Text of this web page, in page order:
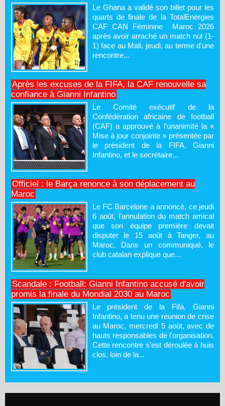
Le Ghana a validé son billet pour les
quarts de finale de la TotalEnergies
CAF CAN Féminine Maroc 2026
après avoir arraché un match nul (1-
1) face au Mali, jeudi, au terme d'une
rencontre...
Après les excuses de la FIFA, la CAF renouvelle sa
confiance à Gianni Infantino
Le Comité exécutif de la
Confédération africaine de football
(CAF) a approuvé à l'unanimité la «
Mise à jour conjointe » présentée par
le président de la FIFA, Gianni
Infantino, et le secrétaire...
Officiel : le Barça renonce à son déplacement au
Maroc
Le FC Barcelone a annoncé, ce jeudi
6 août, l'annulation du match amical
que son équipe première devait
disputer le 15 août à Tanger, au
Maroc. Dans un communiqué, le
club catalan explique que...
Scandale : Football: Gianni Infantino accusé d'avoir
promis la finale du Mondial 2030 au Maroc
Le président de la Fifa, Gianni
Infantino, a tenu une réunion de crise
au Maroc, mercredi 5 août, avec de
hauts responsables de l'organisation.
Cette rencontre s'est déroulée à huis
clos, loin de la...